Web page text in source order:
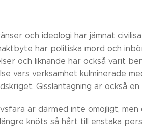
och ideologi har jämnat
har politiska mord och
och liknande har också varit
vars verksamhet kulminerade
Gisslantagning är också
är därmed inte omöjligt,
knöts så hårt till enstaka